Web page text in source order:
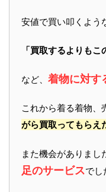
安値で買い叩くよう
「買取するよりもこ
など、 着物に対す
これから着る着物、
がら買取ってもらえ
また機会がありまし
足のサービスでし